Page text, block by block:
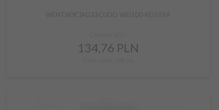
WENT.WYCIAG.ESCUDO WEI100-KOSTKA
134,76 PLN